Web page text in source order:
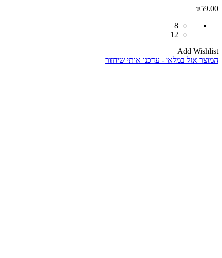
₪59.00
8
12
Add Wishlist
המוצר אזל במלאי - עדכנו אותי שיחזור